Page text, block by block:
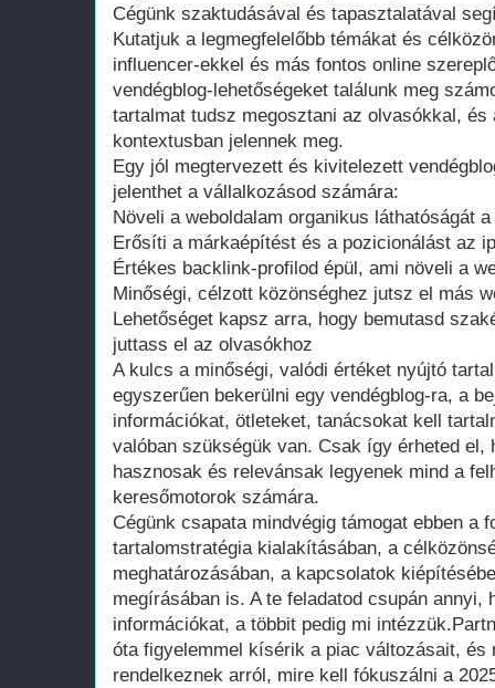
Cégünk szaktudásával és tapasztalatával
Kutatjuk a legmegfelelőbb témákat és
influencer-ekkel és más fontos online
vendégblog-lehetőségeket találunk meg
tartalmat tudsz megosztani az olvasókkal, és
kontextusban jelennek meg.
Egy jól megtervezett és kivitelezett
jelenthet a vállalkozásod számára:
Növeli a weboldalam organikus láthatóságát
Erősíti a márkaépítést és a pozicionálást az
Értékes backlink-profilod épül, ami növeli a
Minőségi, célzott közönséghez jutsz el más
Lehetőséget kapsz arra, hogy bemutasd
juttass el az olvasókhoz
A kulcs a minőségi, valódi értéket nyújtó
egyszerűen bekerülni egy vendégblog-ra, a
információkat, ötleteket, tanácsokat kell
valóban szükségük van. Csak így érheted el,
hasznosak és relevánsak legyenek mind a
keresőmotorok számára.
Cégünk csapata mindvégig támogat ebben a
tartalomstratégia kialakításában, a
meghatározásában, a kapcsolatok
megírásában is. A te feladatod csupán annyi,
információkat, a többit pedig mi
óta figyelemmel kísérik a piac változásait, és
rendelkeznek arról, mire kell fókuszálni a